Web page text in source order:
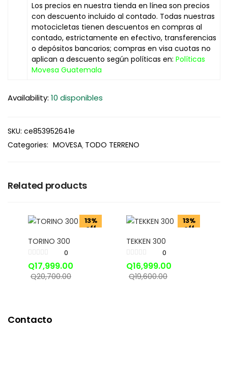
Los precios en nuestra tienda en línea son precios
con descuento incluido al contado. Todas nuestras
motocicletas tienen descuentos en compras al
contado, estrictamente en efectivo, transferencias
o depósitos bancarios; compras en visa cuotas no
aplican a descuento según políticas en: Políticas
Movesa Guatemala
Availability: 10 disponibles
SKU: ce853952641e
Categories: MOVESA TODO TERRENO
Related products
13%
off
TORINO 300
0
Q17,999.00
Q20,700.00
13%
off
TEKKEN 300
0
Q16,999.00
Q19,600.00
Contacto